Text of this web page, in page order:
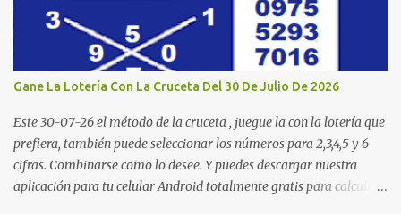
Baloto Baloto Revancha Astro Luna Astro Sol Motilon Tarde
Motilon Noche Cauca Meta Cafeterito Tarde Cafeterito Noche
Chontico Dia Chontico Noche Extra de Colombia Lotería Dorado
Día: 6 5 2 8 9 9 7 2 Lotería Dorado Tarde: 5 0 7 3 1 1 1 2 Lotería
Lotería de Huila: 2 9 4 4 6 1 1 7 Lotería De Manizales: 0 7 1 8 3 0 ...
Gane La Lotería Con La Cruceta Del 30 De Julio De 2026
Este 30-07-26 el método de la cruceta , juegue la con la lotería que
prefiera, también puede seleccionar los números para 2,3,4,5 y 6
cifras. Combinarse como lo desee. Y puedes descargar nuestra
aplicación para tu celular Android totalmente gratis para calcular